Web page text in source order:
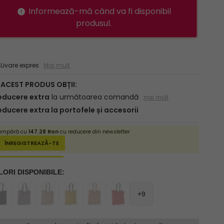
Informează-mă când va fi disponibil
produsul.
expres Mai mult